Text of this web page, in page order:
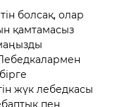
болсақ, олар
қамтамасыз
жүк лебедкасы
пен